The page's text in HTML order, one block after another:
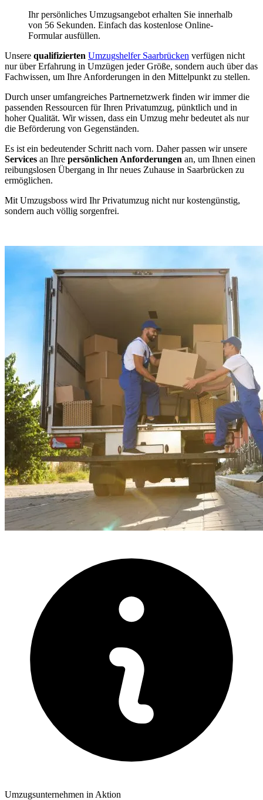
Ihr persönliches Umzugsangebot erhalten Sie innerhalb
von 56 Sekunden. Einfach das kostenlose Online-
Formular ausfüllen.
Unsere qualifizierten Umzugshelfer Saarbrücken verfügen nicht
nur über Erfahrung in Umzügen jeder Größe, sondern auch über das
Fachwissen, um Ihre Anforderungen in den Mittelpunkt zu stellen.
Durch unser umfangreiches Partnernetzwerk finden wir immer die
passenden Ressourcen für Ihren Privatumzug, pünktlich und in
hoher Qualität. Wir wissen, dass ein Umzug mehr bedeutet als nur
die Beförderung von Gegenständen.
Es ist ein bedeutender Schritt nach vorn. Daher passen wir unsere
Services an Ihre persönlichen Anforderungen an, um Ihnen einen
reibungslosen Übergang in Ihr neues Zuhause in Saarbrücken zu
ermöglichen.
Mit Umzugsboss wird Ihr Privatumzug nicht nur kostengünstig,
sondern auch völlig sorgenfrei.
Umzugsunternehmen in Aktion